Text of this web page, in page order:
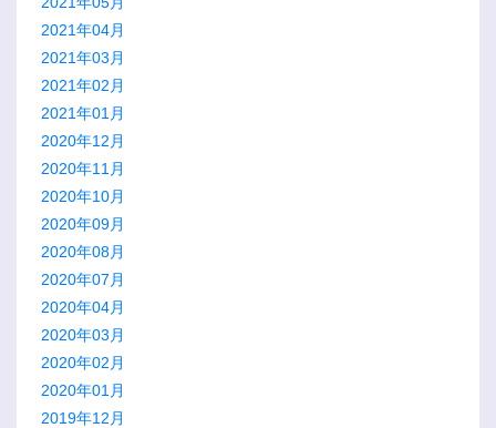
2021年04月
2021年03月
2021年02月
2021年01月
2020年12月
2020年11月
2020年10月
2020年09月
2020年08月
2020年07月
2020年04月
2020年03月
2020年02月
2020年01月
2019年12月